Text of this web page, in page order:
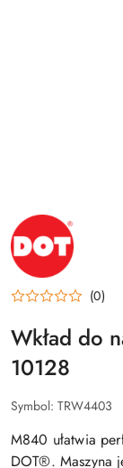
NAZWA
PRODUCENTA:
DOT
(0)
Wkład do
10128
Symbol: TRW4403
M840 ułatwia
DOT®. Maszyna